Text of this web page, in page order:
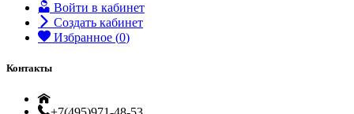
Войти в кабинет
Создать кабинет
Избранное (0)
Контакты
+7 (495) 971-48-53